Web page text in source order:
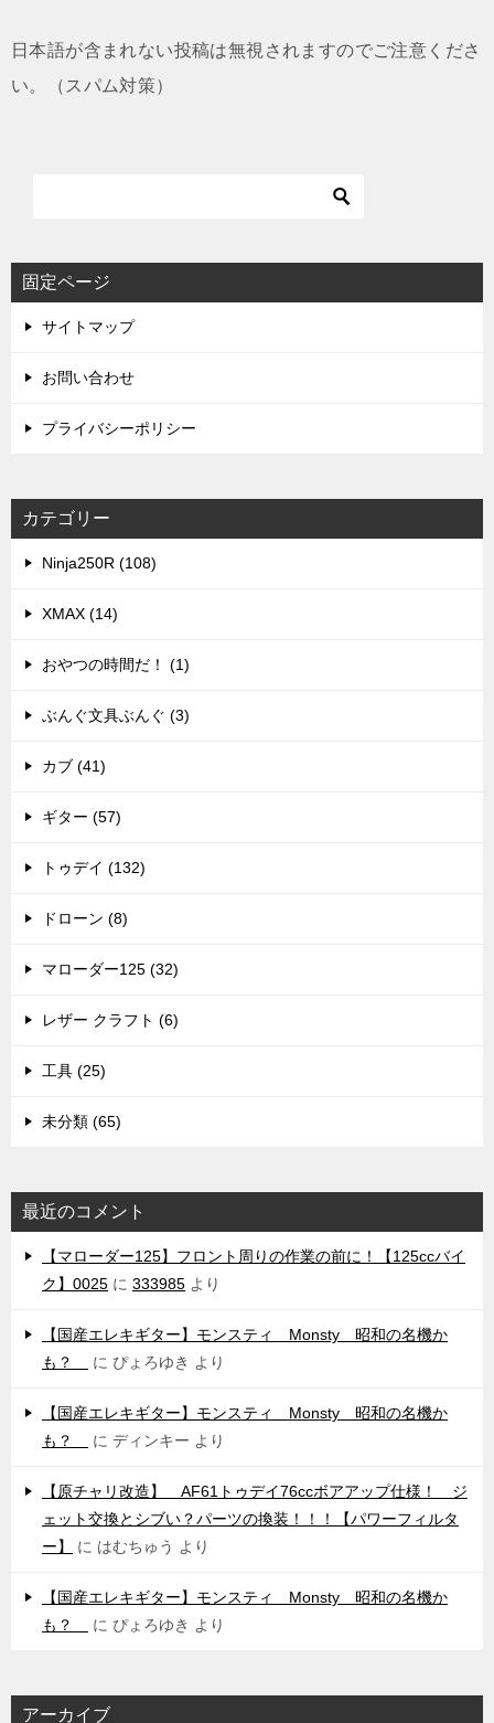
日本語が含まれない投稿は無視されますのでご注意くださ
い。（スパム対策）
固定ページ
サイトマップ
お問い合わせ
プライバシーポリシー
カテゴリー
Ninja250R (108)
XMAX (14)
おやつの時間だ！ (1)
ぶんぐ文具ぶんぐ (3)
カブ (41)
ギター (57)
トゥデイ (132)
ドローン (8)
マローダー125 (32)
レザー クラフト (6)
工具 (25)
未分類 (65)
最近のコメント
【マローダー125】フロント周りの作業の前に！【125ccバイ
ク】0025 に 333985 より
【国産エレキギター】モンスティ Monsty 昭和の名機か
も？
に ぴょろゆき より
【国産エレキギター】モンスティ Monsty 昭和の名機か
も？
に ディンキー より
【原チャリ改造】 AF61トゥデイ76ccボアアップ仕様！ ジ
ェット交換とシブい？パーツの換装！！！【パワーフィルタ
ー】
に はむちゅう より
【国産エレキギター】モンスティ Monsty 昭和の名機か
も？
に ぴょろゆき より
アーカイブ